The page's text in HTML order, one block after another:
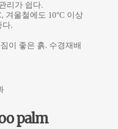
palm
리가 쉽다.
겨울철에도 10°C 이상
다.
이 좋은 흙. 수경재배